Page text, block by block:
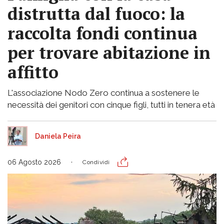
distrutta dal fuoco: la
raccolta fondi continua
per trovare abitazione in
affitto
L'associazione Nodo Zero continua a sostenere le
necessità dei genitori con cinque figli, tutti in tenera età
Daniela Peira
06 Agosto 2026 Condividi